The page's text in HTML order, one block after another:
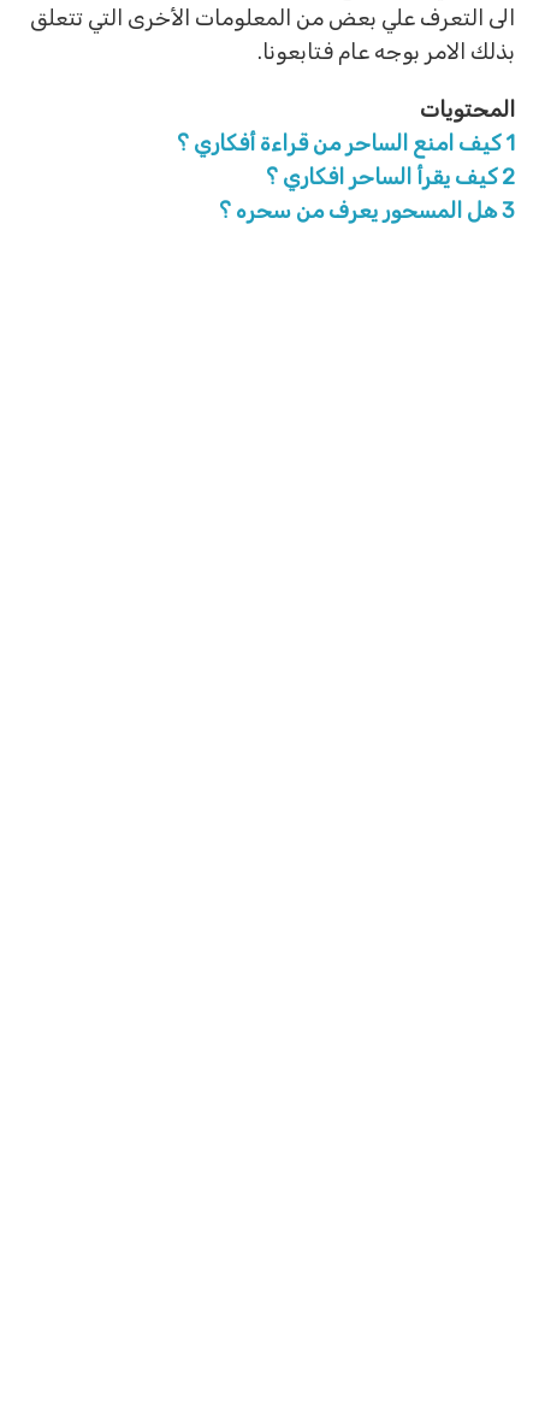
الى التعرف علي بعض من المعلومات الأخرى التي تتعلق
بذلك الامر بوجه عام فتابعونا.
المحتويات
1 كيف امنع الساحر من قراءة أفكاري ؟
2 كيف يقرأ الساحر افكاري ؟
3هل المسحور يعرف من سحره ؟